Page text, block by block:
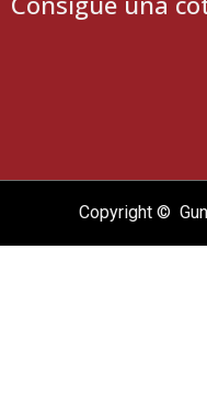
Copyright ©